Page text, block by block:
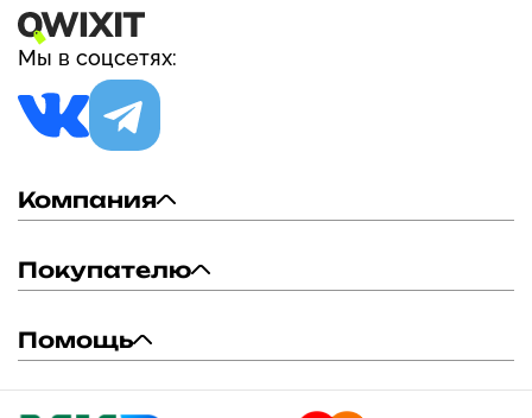
Мы в соцсетях:
Компания
Покупателю
Помощь